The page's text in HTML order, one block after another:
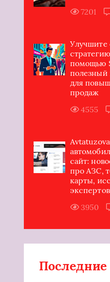
7201
Улучшите
помощью
полезный
для
продаж
4555
сайт:
про АЗС,
карты,
3950